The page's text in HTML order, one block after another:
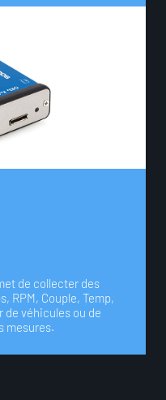
de collecter des
RPM, Couple, Temp,
de véhicules ou de
mesures.